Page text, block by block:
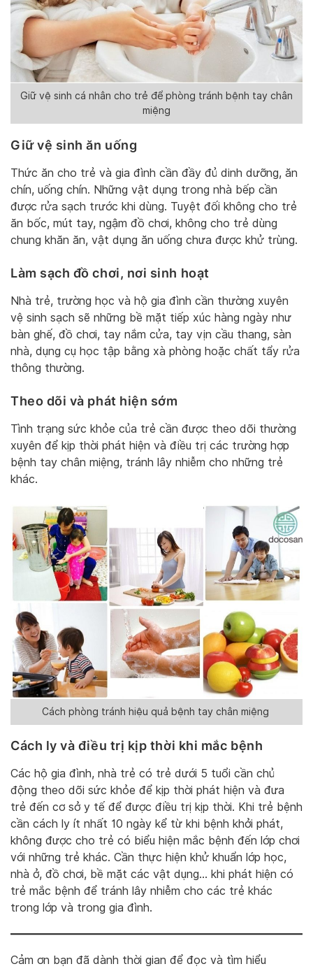
Giữ vệ sinh cá nhân cho trẻ để phòng tránh bệnh tay chân
miệng
Giữ vệ sinh ăn uống
Thức ăn cho trẻ và gia đình cần đầy đủ dinh dưỡng, ăn
chín, uống chín. Những vật dụng trong nhà bếp cần
được rửa sạch trước khi dùng. Tuyệt đối không cho trẻ
ăn bốc, mút tay, ngậm đồ chơi, không cho trẻ dùng
chung khăn ăn, vật dụng ăn uống chưa được khử trùng.
Làm sạch đồ chơi, nơi sinh hoạt
Nhà trẻ, trường học và hộ gia đình cần thường xuyên
vệ sinh sạch sẽ những bề mặt tiếp xúc hàng ngày như
bàn ghế, đồ chơi, tay nắm cửa, tay vịn cầu thang, sàn
nhà, dụng cụ học tập bằng xà phòng hoặc chất tẩy rửa
thông thường.
Theo dõi và phát hiện sớm
Tình trạng sức khỏe của trẻ cần được theo dõi thường
xuyên để kịp thời phát hiện và điều trị các trường hợp
bệnh tay chân miệng, tránh lây nhiễm cho những trẻ
khác.
Cách phòng tránh hiệu quả bệnh tay chân miệng
Cách ly và điều trị kịp thời khi mắc bệnh
Các hộ gia đình, nhà trẻ có trẻ dưới 5 tuổi cần chủ
động theo dõi sức khỏe để kịp thời phát hiện và đưa
trẻ đến cơ sở y tế để được điều trị kịp thời. Khi trẻ bệnh
cần cách ly ít nhất 10 ngày kể từ khi bệnh khởi phát,
không được cho trẻ có biểu hiện mắc bệnh đến lớp chơi
với những trẻ khác. Cần thực hiện khử khuẩn lớp học,
nhà ở, đồ chơi, bề mặt các vật dụng… khi phát hiện có
trẻ mắc bệnh để tránh lây nhiễm cho các trẻ khác
trong lớp và trong gia đình.
Cảm ơn bạn đã dành thời gian để đọc và tìm hiểu